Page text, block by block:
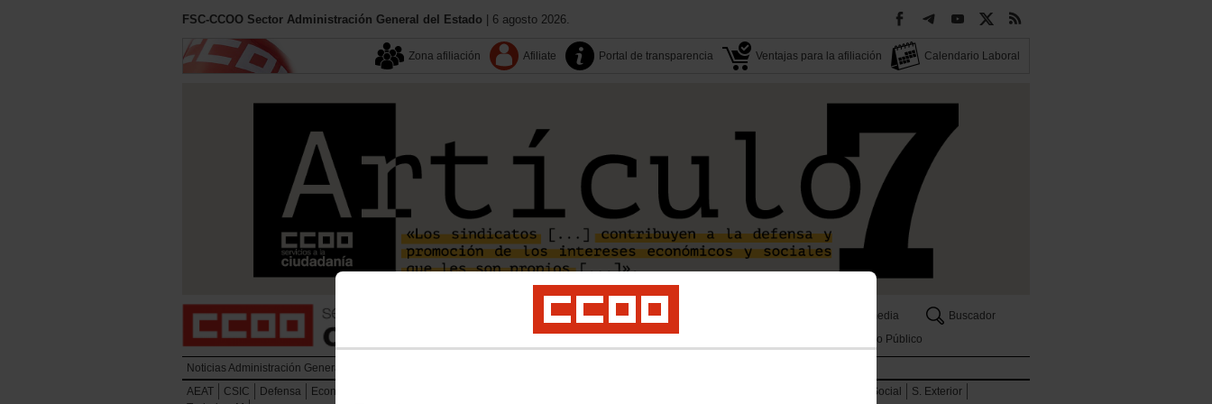
FSC-CCOO Sector Administración General del Estado | 6 agosto 2026.
Zona afiliación Afiliate Portal de transparencia Ventajas para la afiliación Calendario Laboral
Aquí estamos Multimedia
Buscador
Empleo Público
Noticias Administración General del Estado
AEAT
CSIC Defensa Economía y Hacienda Seguridad Social
S. Exterior